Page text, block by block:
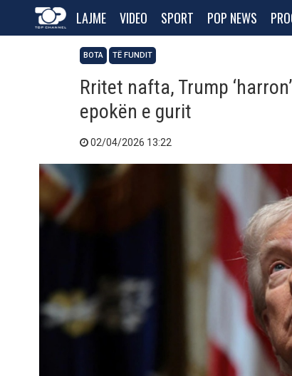
LAJME VIDEO SPORT POP NEWS
BOTA TË FUNDIT
Rritet nafta, Trump
epokën e gurit
02/04/2026 13:22